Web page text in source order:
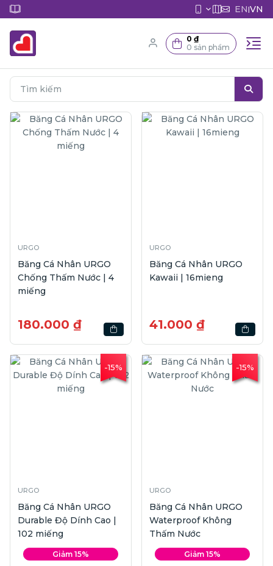
EN|VN
0 ₫
0 sản phẩm
URGO
Băng Cá Nhân URGO
Chống Thấm Nước | 4
miếng
180.000 ₫
URGO
Băng Cá Nhân URGO
Kawaii | 16mieng
41.000 ₫
-15%
URGO
Băng Cá Nhân URGO
Durable Độ Dính Cao |
102 miếng
Giảm 15%
-15%
URGO
Băng Cá Nhân URGO
Waterproof Không
Thấm Nước
Giảm 15%